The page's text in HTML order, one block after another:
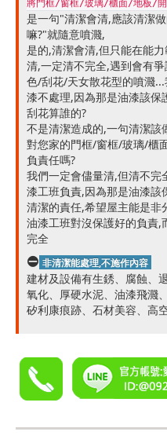
將門框/窗框/玻璃/櫃面/地板/
是一句"清潔會清,應該清潔
嘛?"就隨意噴濺,
是的,清潔會清,但只能在能
清,一定清不完全,遇到會有
色/刮花/天女散花型的噴濺
漆不處理,因為那是油漆該
刮花算誰的?
不是清潔造成的,一句清潔該
對您家的門框/窗框/玻璃/櫃
負責任嗎?
我們一定會儘量清,但清不完
漆工班負責,因為那是油漆該
清潔的責任,希望屋主能是非
油漆工班對沒保護好的負責,
完全
非清潔能處理,不施作內容
建材及設備有生銹、腐蝕、
氧化、厚硬水泥、油漆飛濺
矽利康痕跡、石材美容、高